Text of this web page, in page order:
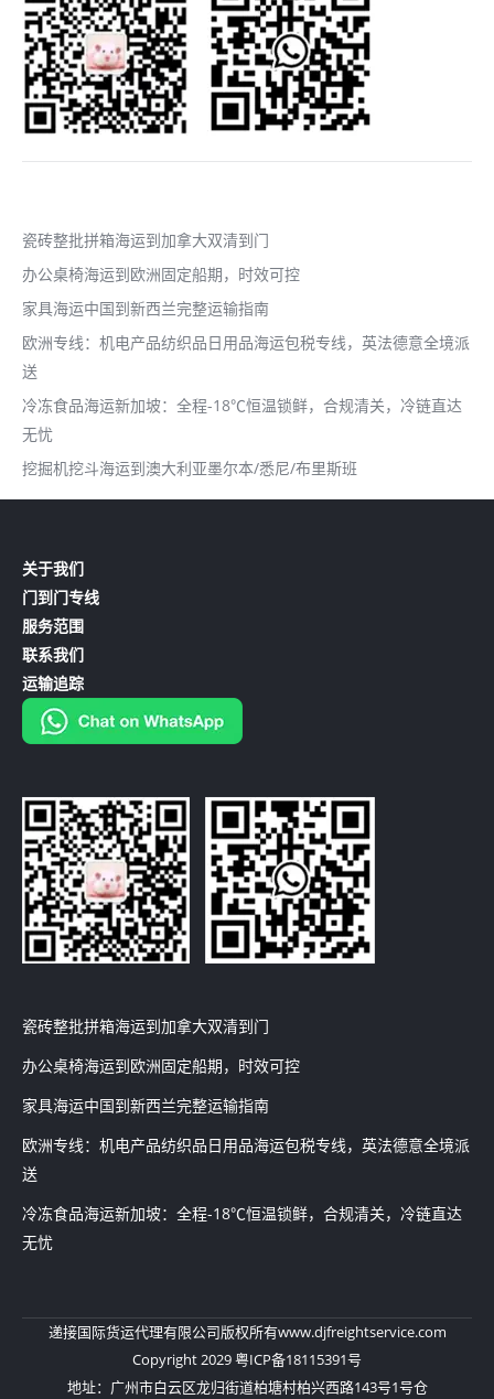
in
new
window
in
new
window
in
new
window
瓷砖整批拼箱海运到加拿大双清到门
办公桌椅海运到欧洲固定船期，时效可控
家具海运中国到新西兰完整运输指南
欧洲专线：机电产品纺织品日用品海运包税专线，英法德意全境派
送
冷冻食品海运新加坡：全程-18℃恒温锁鲜，合规清关，冷链直达
无忧
挖掘机挖斗海运到澳大利亚墨尔本/悉尼/布里斯班
关于我们
门到门专线
服务范围
联系我们
运输追踪
瓷砖整批拼箱海运到加拿大双清到门
办公桌椅海运到欧洲固定船期，时效可控
家具海运中国到新西兰完整运输指南
欧洲专线：机电产品纺织品日用品海运包税专线，英法德意全境派
送
冷冻食品海运新加坡：全程-18℃恒温锁鲜，合规清关，冷链直达
无忧
递接国际货运代理有限公司版权所有www.djfreightservice.com
Copyright 2029 粤ICP备18115391号
地址：广州市白云区龙归街道柏塘村柏兴西路143号1号仓